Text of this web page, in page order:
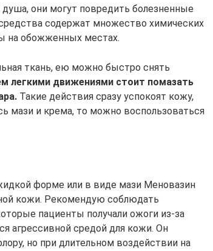
душа, они могут повредить болезненные
содержат множество химических
на обожженных местах.
ткань, ею можно быстро снять
легкими движениями стоит помазать
Такие действия сразу успокоят кожу,
мази и крема, то можно воспользоваться
форме или в виде мази Меновазин
кожи. Рекомендую соблюдать
пациенты получали ожоги из-за
агрессивной средой для кожи. Он
но при длительном воздействии на